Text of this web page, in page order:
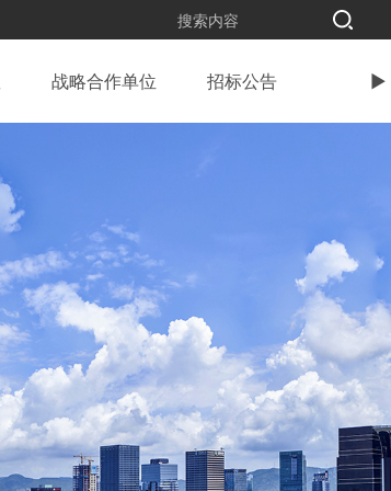
战略合作单位 招标公告 ►